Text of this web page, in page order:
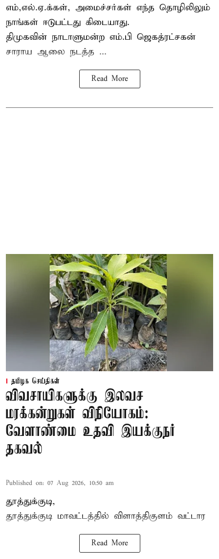
எம்,எல்.ஏ.க்கள், அமைச்சர்கள் எந்த தொழிலிலும்
நாங்கள் ஈடுபட்டது கிடையாது.
திமுகவின் நாடாளுமன்ற எம்.பி ஜெகத்ரட்சகன்
சாராய ஆலை நடத்த ...
Read More
தமிழக செய்திகள்
விவசாயிகளுக்கு இலவச
மரக்கன்றுகள் விநியோகம்:
வேளாண்மை உதவி இயக்குநர்
தகவல்
Published on: 07 Aug 2026, 10:50 am
தூத்துக்குடி,
தூத்துக்குடி மாவட்டத்தில் விளாத்திகுளம் வட்டார
Read More